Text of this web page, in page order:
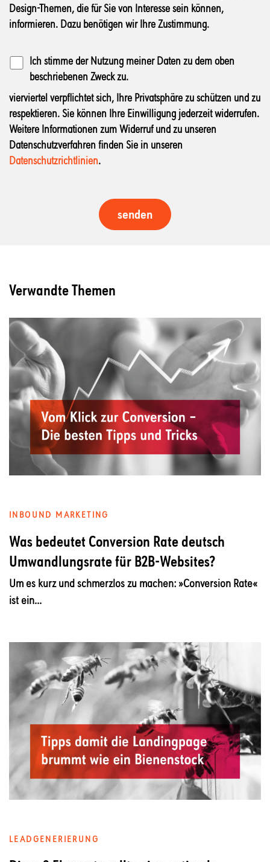
Design-Themen, die für Sie von Interesse sein können,
informieren. Dazu benötigen wir Ihre Zustimmung.
Ich stimme der Nutzung meiner Daten zu dem oben
beschriebenen Zweck zu.
vierviertel verpflichtet sich, Ihre Privatsphäre zu schützen und zu
respektieren. Sie können Ihre Einwilligung jederzeit widerrufen.
Weitere Informationen zum Widerruf und zu unseren
Datenschutzverfahren finden Sie in unseren
Datenschutzrichtlinien.
Verwandte Themen
INBOUND MARKETING
Was bedeutet Conversion Rate deutsch
Umwandlungsrate für B2B-Websites?
Um es kurz und schmerzlos zu machen: »Conversion Rate«
ist ein...
LEADGENERIERUNG